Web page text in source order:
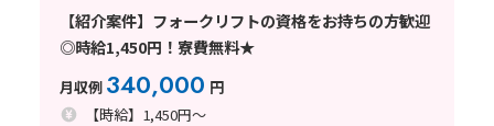
【紹介案件】フォークリフトの資格をお持ちの方歓迎
◎時給1,450円！寮費無料★
月収例 340,000 円
【時給】1,450円～